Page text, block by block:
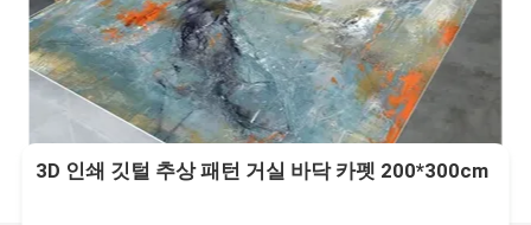
3D 인쇄 깃털 추상 패턴 거실 바닥 카펫 200*300cm